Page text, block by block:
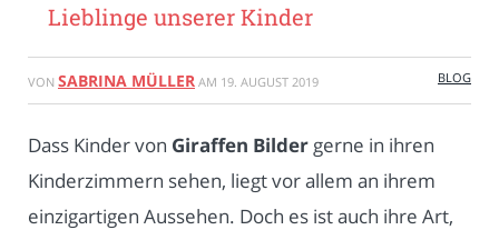
Lieblinge unserer Kinder
VON SABRINA MÜLLER AM 19. AUGUST 2019 BLOG
Dass Kinder von Giraffen Bilder gerne in ihren
Kinderzimmern sehen, liegt vor allem an ihrem
einzigartigen Aussehen. Doch es ist auch ihre Art,